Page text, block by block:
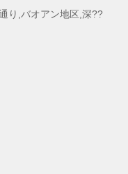
り,バオアン地区,深??